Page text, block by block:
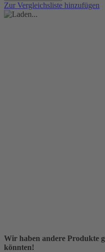
Zur Vergleichsliste hinzufügen
Wir haben andere Produkte
könnten!